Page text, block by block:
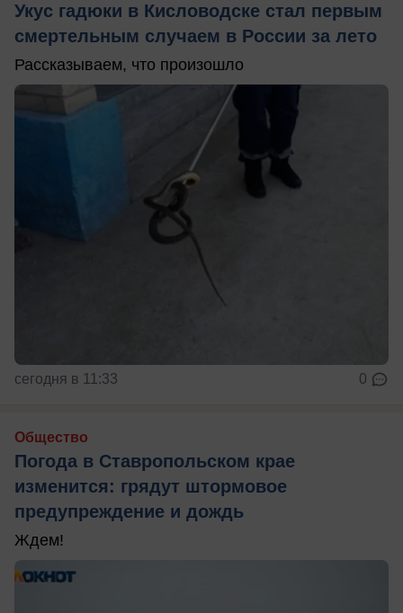
Укус гадюки в Кисловодске стал первым
смертельным случаем в России за лето
Рассказываем, что произошло
сегодня в 11:33 0
Общество
Погода в Ставропольском крае
изменится: грядут штормовое
предупреждение и дождь
Ждем!